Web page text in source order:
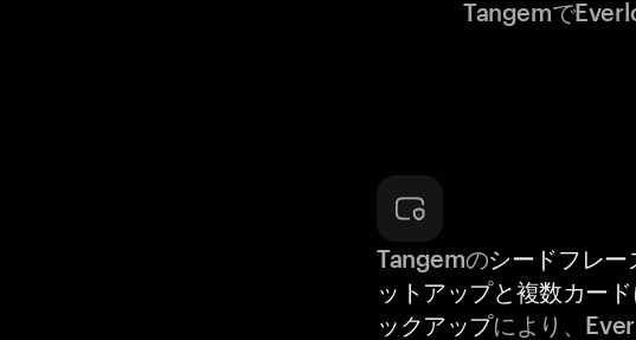
Tangemで
Tangemのシードフレー
ットアップと複数カー
ックアップにより、